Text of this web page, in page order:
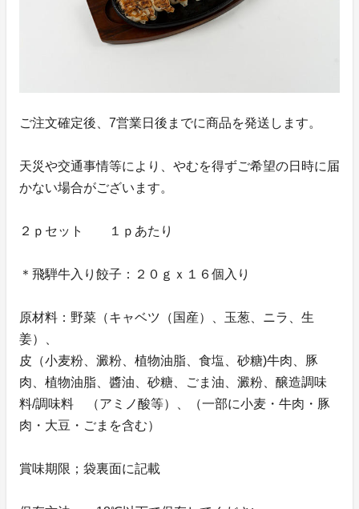
ご注文確定後、7営業日後までに商品を発送します。
天災や交通事情等により、やむを得ずご希望の日時に届
かない場合がございます。
２ｐセット １ｐあたり
＊飛騨牛入り餃子：２０ｇｘ１６個入り
原材料：野菜（キャベツ（国産）、玉葱、ニラ、生
姜）、
皮（小麦粉、澱粉、植物油脂、食塩、砂糖)牛肉、豚
肉、植物油脂、醬油、砂糖、ごま油、澱粉、醸造調味
料/調味料 （アミノ酸等）、（一部に小麦・牛肉・豚
肉・大豆・ごまを含む）
賞味期限；袋裏面に記載